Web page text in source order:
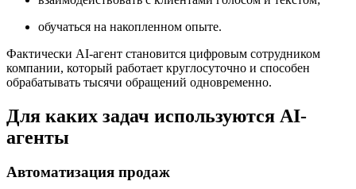
обучаться на накопленном опыте.
Фактически AI-агент становится цифровым сотрудником
компании, который работает круглосуточно и способен
обрабатывать тысячи обращений одновременно.
Для каких задач используются AI-
агенты
Автоматизация продаж